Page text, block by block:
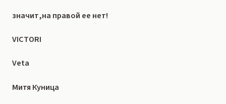
значит,на правой ее нет!
VICTORI
Veta
Митя Куница